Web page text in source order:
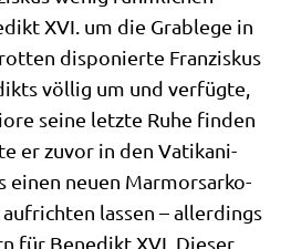
XVI. um die Grab­le­ge in
dis­po­nier­te Fran­zis­kus
völ­lig um und ver­füg­te,
sei­ne letz­te Ruhe fin­den
er zuvor in den Vati­ka­ni­
einen neu­en Mar­mor­sar­ko­
las­sen – aller­dings
für Bene­dikt XVI. Die­ser